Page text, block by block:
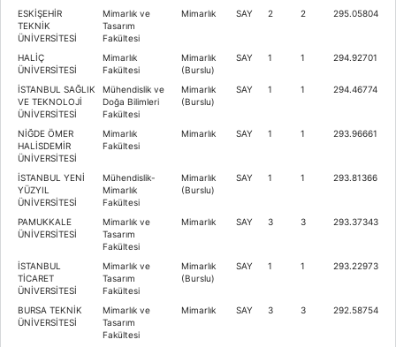
ESKİŞEHİR
TEKNİK
ÜNİVERSİTESİ
Mimarlık ve
Tasarım
Fakültesi
Mimarlık SAY 2 2 295.05804
HALİÇ
ÜNİVERSİTESİ
Mimarlık
Fakültesi
Mimarlık
(Burslu)
SAY 1 1 294.92701
İSTANBUL SAĞLIK
VE TEKNOLOJİ
ÜNİVERSİTESİ
Mühendislik ve
Doğa Bilimleri
Fakültesi
Mimarlık
(Burslu)
SAY 1 1 294.46774
NİĞDE ÖMER
HALİSDEMİR
ÜNİVERSİTESİ
Mimarlık
Fakültesi
Mimarlık SAY 1 1 293.96661
İSTANBUL YENİ
YÜZYIL
ÜNİVERSİTESİ
Mühendislik-
Mimarlık
Fakültesi
Mimarlık
(Burslu)
SAY 1 1 293.81366
PAMUKKALE
ÜNİVERSİTESİ
Mimarlık ve
Tasarım
Fakültesi
Mimarlık SAY 3 3 293.37343
İSTANBUL
TİCARET
ÜNİVERSİTESİ
Mimarlık ve
Tasarım
Fakültesi
Mimarlık
(Burslu)
SAY 1 1 293.22973
BURSA TEKNİK
ÜNİVERSİTESİ
Mimarlık ve
Tasarım
Fakültesi
Mimarlık SAY 3 3 292.58754